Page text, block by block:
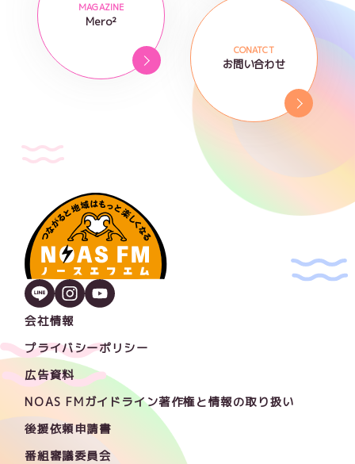
MAGAZINE
Mero²
CONATCT
お問い合わせ
会社情報
プライバシーポリシー
広告資料
NOAS FMガイドライン著作権と情報の取り扱い
後援依頼申請書
番組審議委員会